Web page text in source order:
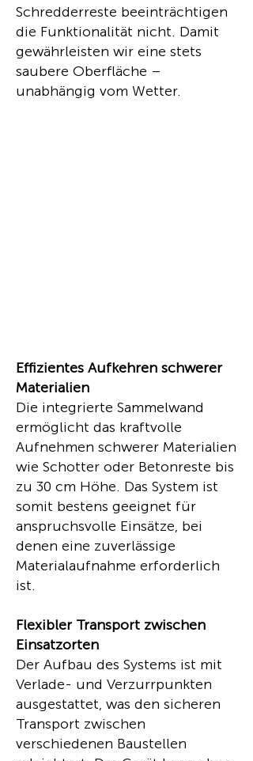
Schredderreste beeinträchtigen
die Funktionalität nicht. Damit
gewährleisten wir eine stets
saubere Oberfläche –
unabhängig vom Wetter.
Effizientes Aufkehren schwerer
Materialien
Die integrierte Sammelwand
ermöglicht das kraftvolle
Aufnehmen schwerer Materialien
wie Schotter oder Betonreste bis
zu 30 cm Höhe. Das System ist
somit bestens geeignet für
anspruchsvolle Einsätze, bei
denen eine zuverlässige
Materialaufnahme erforderlich
ist.
Flexibler Transport zwischen
Einsatzorten
Der Aufbau des Systems ist mit
Verlade- und Verzurrpunkten
ausgestattet, was den sicheren
Transport zwischen
verschiedenen Baustellen